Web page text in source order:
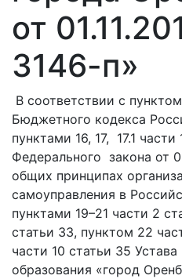
от
3146-п»
В соответствии с
Бюджетного кодекса
пунктами 16, 17, 17.1 части
Федерального закона от
общих принципах
самоуправления в
пунктами 19­­–21 части 2
статьи 33, пунктом 22
части 10 статьи 35
образования «город